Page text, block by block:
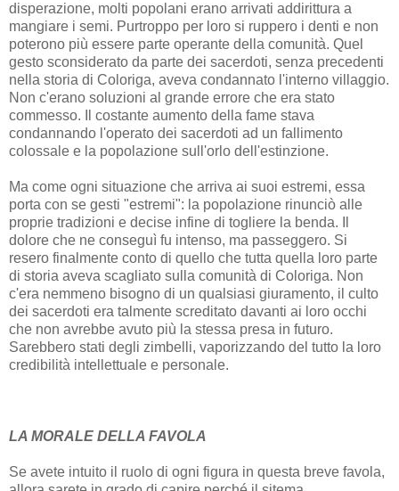
disperazione, molti popolani erano arrivati addirittura a
mangiare i semi. Purtroppo per loro si ruppero i denti e non
poterono più essere parte operante della comunità. Quel
gesto sconsiderato da parte dei sacerdoti, senza precedenti
nella storia di Coloriga, aveva condannato l'interno villaggio.
Non c'erano soluzioni al grande errore che era stato
commesso. Il costante aumento della fame stava
condannando l'operato dei sacerdoti ad un fallimento
colossale e la popolazione sull'orlo dell'estinzione.
Ma come ogni situazione che arriva ai suoi estremi, essa
porta con se gesti "estremi": la popolazione rinunciò alle
proprie tradizioni e decise infine di togliere la benda. Il
dolore che ne conseguì fu intenso, ma passeggero. Si
resero finalmente conto di quello che tutta quella loro parte
di storia aveva scagliato sulla comunità di Coloriga. Non
c'era nemmeno bisogno di un qualsiasi giuramento, il culto
dei sacerdoti era talmente screditato davanti ai loro occhi
che non avrebbe avuto più la stessa presa in futuro.
Sarebbero stati degli zimbelli, vaporizzando del tutto la loro
credibilità intellettuale e personale.
LA MORALE DELLA FAVOLA
Se avete intuito il ruolo di ogni figura in questa breve favola,